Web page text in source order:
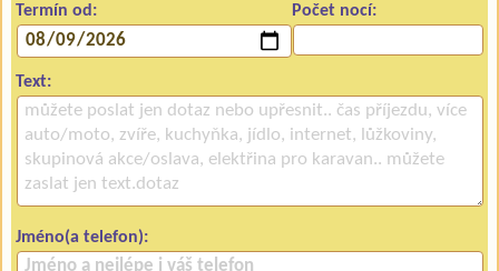
Termín od: Počet nocí:
Text:
Jméno(a telefon):